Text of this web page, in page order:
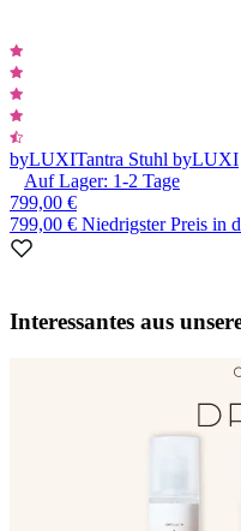
byLUXITantra Stuhl byLUXI
Auf Lager: 1-2 Tage
799,00 €
799,00 € Niedrigster Preis in
1
Interessantes aus